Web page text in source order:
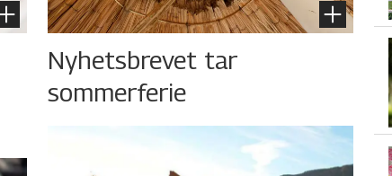
Nyhetsbrevet tar
sommerferie